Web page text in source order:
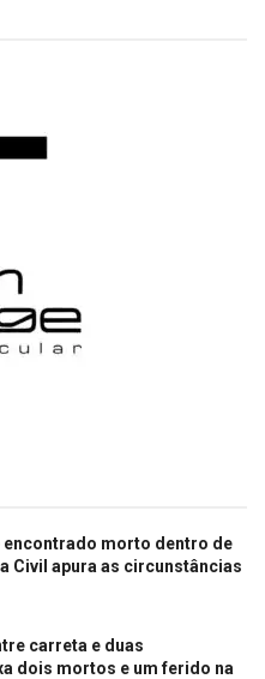
encontrado morto dentro de
Civil apura as circunstâncias
carreta e duas
dois mortos e um ferido na